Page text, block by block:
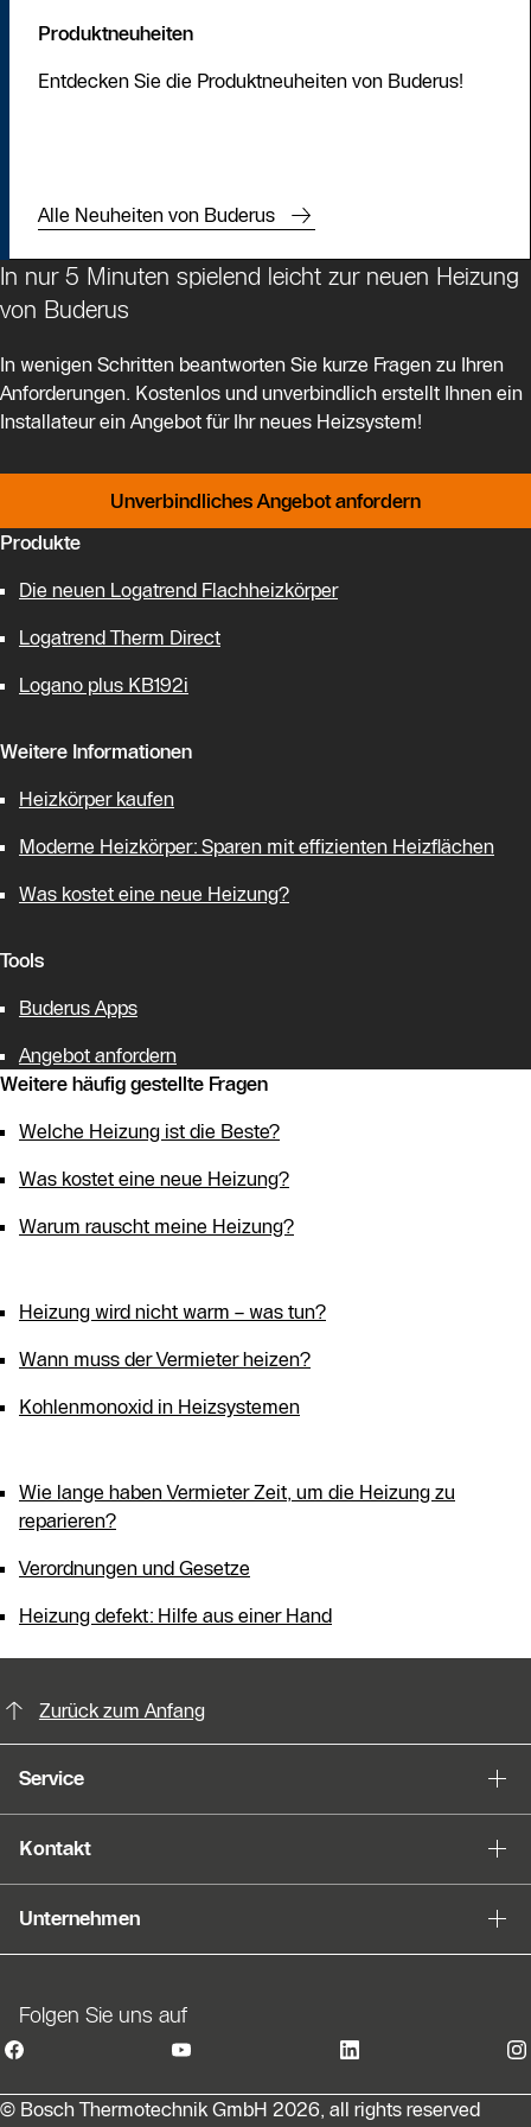
auch Kohlenmonoxid aus der Heizung austreten. Das ist
gefährlich.
dezentrale Lüftungsanlage eine sinnvolle Lösung, die den
Produktneuheiten
Entdecken Sie die Produktneuheiten von Buderus!
Alle Neuheiten von Buderus
In nur 5 Minuten spielend leicht zur neuen Heizung
von Buderus
In wenigen Schritten beantworten Sie kurze Fragen zu Ihren
Anforderungen. Kostenlos und unverbindlich erstellt Ihnen ein
Installateur ein Angebot für Ihr neues Heizsystem!
Unverbindliches Angebot anfordern
Produkte
Die neuen Logatrend Flachheizkörper
Logatrend Therm Direct
Logano plus KB192i
Weitere Informationen
Heizkörper kaufen
Moderne Heizkörper: Sparen mit effizienten Heizflächen
Was kostet eine neue Heizung?
Tools
Buderus Apps
Angebot anfordern
Weitere häufig gestellte Fragen
Welche Heizung ist die Beste?
Was kostet eine neue Heizung?
Warum rauscht meine Heizung?
Heizung wird nicht warm – was tun?
Wann muss der Vermieter heizen?
Kohlenmonoxid in Heizsystemen
Wie lange haben Vermieter Zeit, um die Heizung zu
reparieren?
Verordnungen und Gesetze
Heizung defekt: Hilfe aus einer Hand
Zurück zum Anfang
Service
Kontakt
Unternehmen
Folgen Sie uns auf
© Bosch Thermotechnik GmbH 2026, all rights reserved